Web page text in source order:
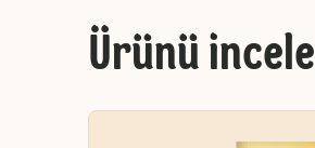
Ürünü incele